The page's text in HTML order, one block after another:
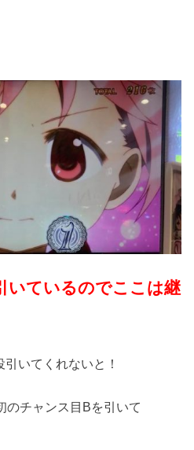
いているのでここは継
いてくれないと！
のチャンス目Bを引いて